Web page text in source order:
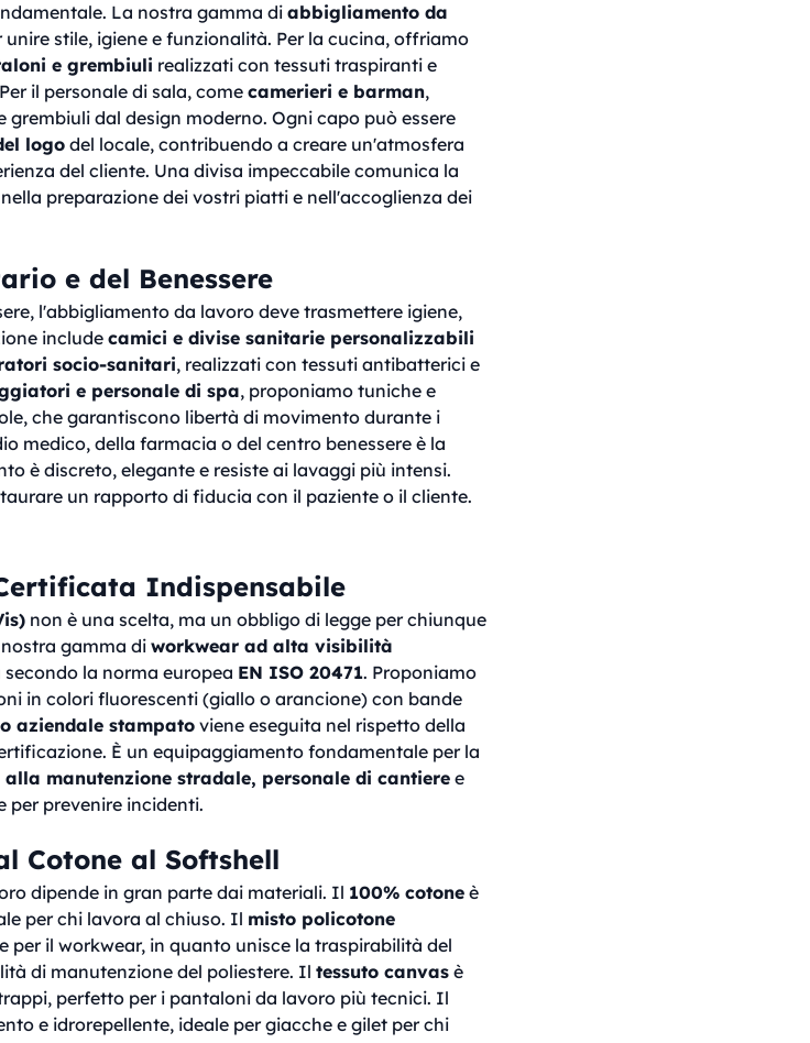
La nostra gamma di abbigliamento da
stile, igiene e funzionalità. Per la cucina, offriamo
e grembiuli realizzati con tessuti traspiranti e
il personale di sala, comecamerieri e barman,
dal design moderno. Ogni capo può essere
logodel locale, contribuendo a creare un'atmosfera
del cliente. Una divisa impeccabile comunica la
preparazione dei vostri piatti e nell'accoglienza dei
e del Benessere
l'abbigliamento da lavoro deve trasmettere igiene,
include camici e divise sanitarie personalizzabili
socio-sanitari, realizzati con tessuti antibatterici e
e personale di spa, proponiamo tuniche e
che garantiscono libertà di movimento durante i
medico, della farmacia o del centro benessere è la
è discreto, elegante e resiste ai lavaggi più intensi.
un rapporto di fiducia con il paziente o il cliente.
Indispensabile
non è una scelta, ma un obbligo di legge per chiunque
gamma di workwear ad alta visibilità
la norma europea EN ISO 20471. Proponiamo
in colori fluorescenti (giallo o arancione) con bande
aziendale stampatoviene eseguita nel rispetto della
È un equipaggiamento fondamentale per la
manutenzione stradale, personale di cantieree
per prevenire incidenti.
Cotone al Softshell
dipende in gran parte dai materiali. Il 100% cotoneè
per chi lavora al chiuso. Il misto policotone
per il workwear, in quanto unisce la traspirabilità del
di manutenzione del poliestere. Il tessuto canvasè
perfetto per i pantaloni da lavoro più tecnici. Il
e idrorepellente, ideale per giacche e gilet per chi